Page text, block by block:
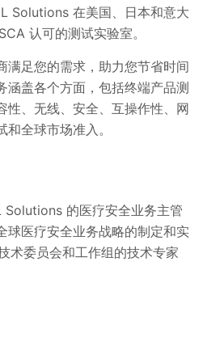
Solutions 在美国、日本和意大
认可的测试实验室。
满足您的需求，助力您节省时间
涵盖各个方面，包括终端产品测
性、无线、安全、互操作性、网
全球市场准入。
的医疗安全业务主管
球医疗安全业务战略的制定和实
术委员会和工作组的技术专家